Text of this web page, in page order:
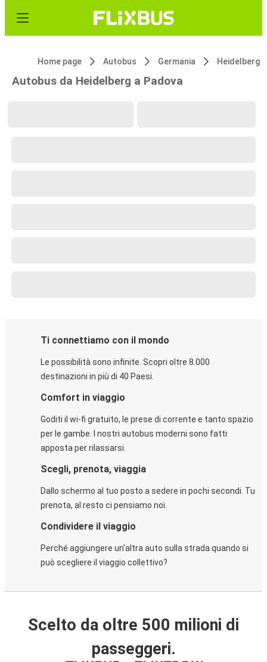
Home page Autobus Germania Heidelberg
Autobus da Heidelberg a Padova
Ti connettiamo con il mondo
Le possibilità sono infinite. Scopri oltre 8.000
destinazioni in più di 40 Paesi.
Comfort in viaggio
Goditi il wi-fi gratuito, le prese di corrente e tanto spazio
per le gambe. I nostri autobus moderni sono fatti
apposta per rilassarsi.
Scegli, prenota, viaggia
Dallo schermo al tuo posto a sedere in pochi secondi. Tu
prenota, al resto ci pensiamo noi.
Condividere il viaggio
Perché aggiungere un'altra auto sulla strada quando si
può scegliere il viaggio collettivo?
Scelto da oltre 500 milioni di
passeggeri.